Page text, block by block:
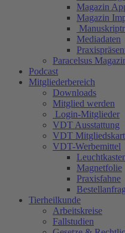
Magazin
Magazin
Mediadaten
Paracelsus
Podcast
Mitgliederbereich
Downloads
Mitglied werden
Login-Mitglieder
VDT Ausstattung
VDT
VDT-Werbemittel
Magnetfolie
Praxisfahne
Tierheilkunde
Arbeitskreise
Fallstudien